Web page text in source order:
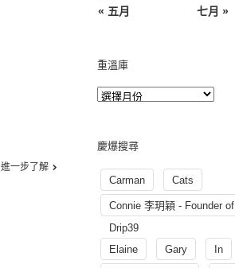
進一步了解
« 五月 七月 »
重溫庫
慶爆搜尋
Carman Cats
Connie 李玥穎 - Founder of
Drip39
Elaine
Gary In